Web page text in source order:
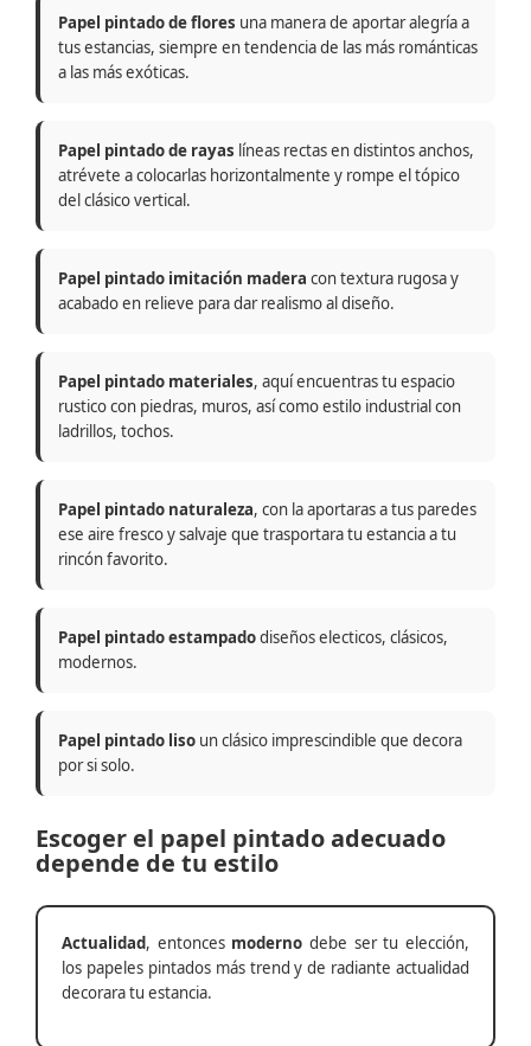
Papel pintado de flores una manera de aportar alegría a
tus estancias, siempre en tendencia de las más románticas
a las más exóticas.
Papel pintado de rayas líneas rectas en distintos anchos,
atrévete a colocarlas horizontalmente y rompe el tópico
del clásico vertical.
Papel pintado imitación madera con textura rugosa y
acabado en relieve para dar realismo al diseño.
Papel pintado materiales, aquí encuentras tu espacio
rustico con piedras, muros, así como estilo industrial con
ladrillos, tochos.
Papel pintado naturaleza, con la aportaras a tus paredes
ese aire fresco y salvaje que trasportara tu estancia a tu
rincón favorito.
Papel pintado estampadodiseños electicos, clásicos,
modernos.
Papel pintado liso un clásico imprescindible que decora
por si solo.
Escoger el papel pintado adecuado
depende de tu estilo
Actualidad, entonces moderno debe ser tu elección,
los papeles pintados más trend y de radiante actualidad
decorara tu estancia.